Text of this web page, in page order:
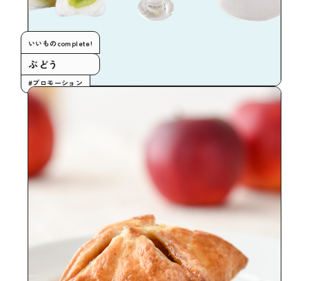
いいものcomplete!
ぶどう
#プロモーション